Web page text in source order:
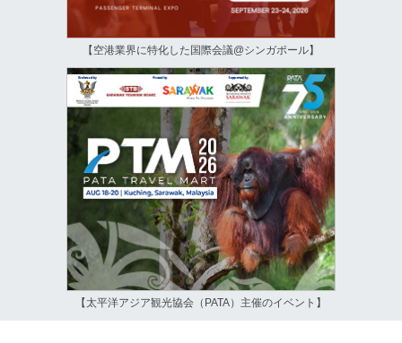
【空港業界に特化した国際会議@シンガポール】
【太平洋アジア観光協会（PATA）主催のイベント】